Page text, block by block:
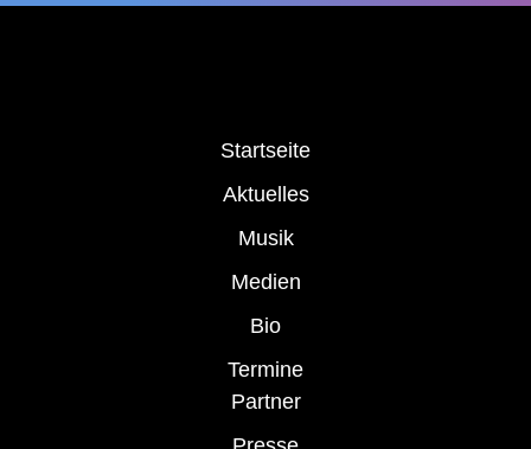
Startseite
Aktuelles
Musik
Medien
Bio
Termine
Partner